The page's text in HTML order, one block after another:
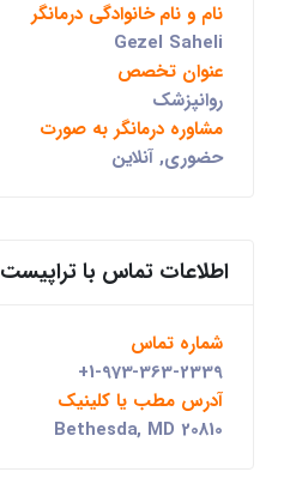
نام و نام خانوادگی درمانگر
Gezel Saheli
عنوان تخصص
روانپزشک
مشاوره درمانگر به صورت
حضوری, آنلاین
اطلاعات تماس با تراپیست
شماره تماس
+1-973-363-2339
آدرس مطب یا کلینیک
Bethesda, MD 20810